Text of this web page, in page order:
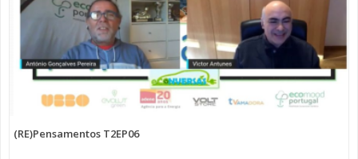
(RE)Pensamentos T2EP06